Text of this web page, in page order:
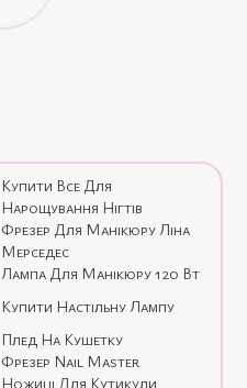
Купити Все Для
Нарощування Нігтів
Фрезер Для Манікюру Ліна
Мерседес
Лампа Для Манікюру 120 Вт
Купити Настільну Лампу
Плед На Кушетку
Фрезер Nail Master
Ножиці Для Кутикули